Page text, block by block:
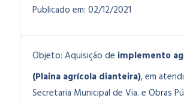
Publicado em: 02/12/2021
Objeto: Aquisição de implemento
(Plaina agrícola dianteira), em
Secretaria Municipal de Via. e Obras